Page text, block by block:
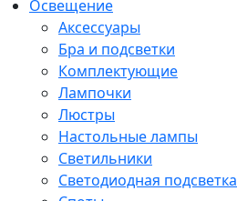
Освещение
Аксессуары
Бра и подсветки
Комплектующие
Лампочки
Люстры
Настольные лампы
Светильники
Светодиодная подсветка